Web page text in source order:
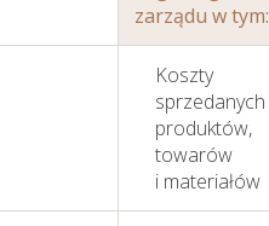
zarządu w tym:
Koszty
sprzedanych
produktów,
towarów
i materiałów